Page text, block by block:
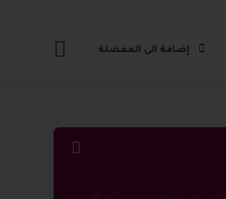
إضافة الى المفضلة